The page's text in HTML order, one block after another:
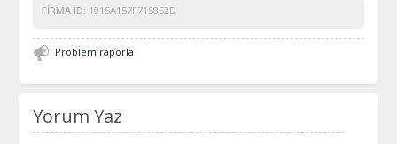
FIRMA ID: 1015A157F715852D
Problem raporla
Yorum Yaz